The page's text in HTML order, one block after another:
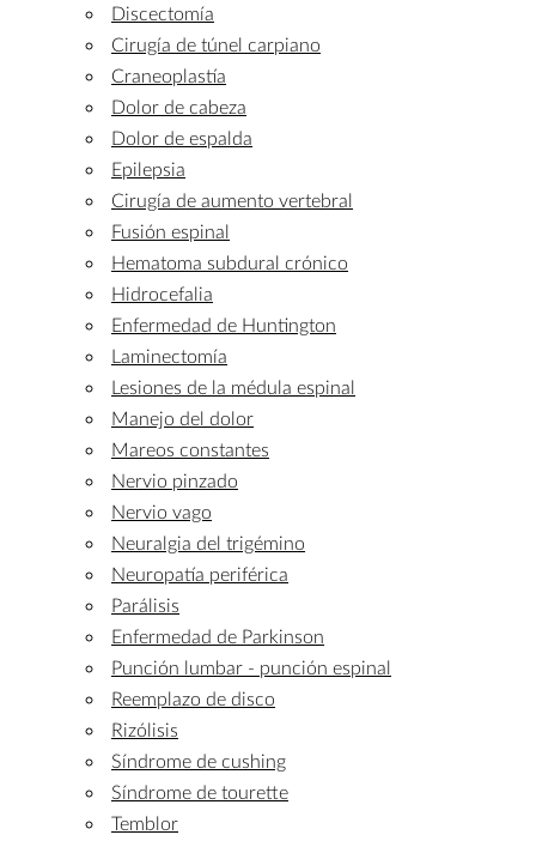
Discectomía
Cirugía de túnel carpiano
Craneoplastía
Dolor de cabeza
Dolor de espalda
Epilepsia
Cirugía de aumento vertebral
Fusión espinal
Hematoma subdural crónico
Hidrocefalia
Enfermedad de Huntington
Laminectomía
Lesiones de la médula espinal
Manejo del dolor
Mareos constantes
Nervio pinzado
Nervio vago
Neuralgia del trigémino
Neuropatía periférica
Parálisis
Enfermedad de Parkinson
Punción lumbar - punción espinal
Reemplazo de disco
Rizólisis
Síndrome de cushing
Síndrome de tourette
Temblor